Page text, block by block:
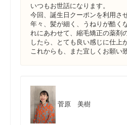
いつもお世話になります。
今回、誕生日クーポンを利用さ
年々、髪が細く、うねりが酷く
れにあわせて、縮毛矯正の薬剤
したら、とても良い感じに仕上
これからも、また宜しくお願い
菅原 美樹